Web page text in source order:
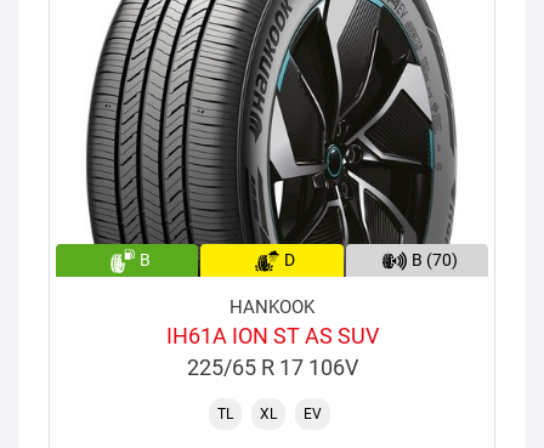
B D B (70)
HANKOOK
IH61A ION ST AS SUV
225/65 R 17 106V
TL XL EV